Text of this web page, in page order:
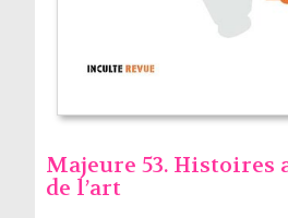
Majeure 53.
de l’art